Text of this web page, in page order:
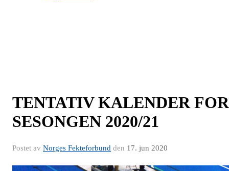
TENTATIV KALENDER FOR
SESONGEN 2020/21
Postet av Norges Fekteforbund den 17. jun 2020